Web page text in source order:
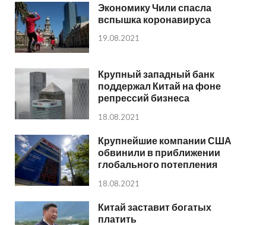
Экономику Чили спасла
вспышка коронавируса
19.08.2021
Крупный западный банк
поддержал Китай на фоне
репрессий бизнеса
18.08.2021
Крупнейшие компании США
обвинили в приближении
глобального потепления
18.08.2021
Китай заставит богатых
платить